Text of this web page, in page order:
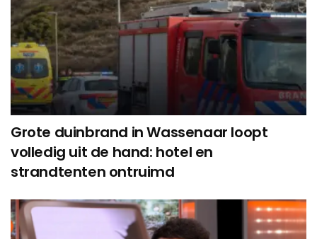
Grote duinbrand in Wassenaar loopt
volledig uit de hand: hotel en
strandtenten ontruimd